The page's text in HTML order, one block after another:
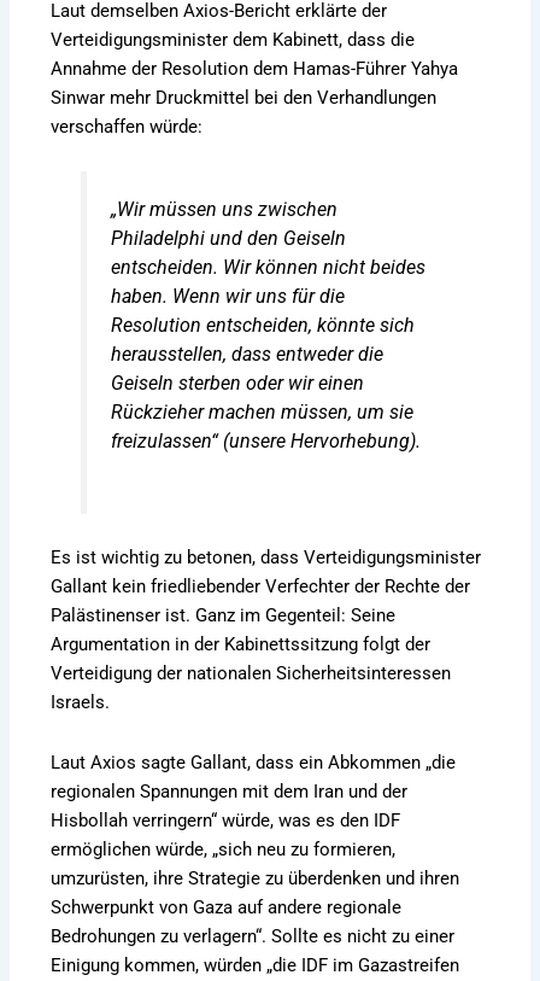
Laut demselben Axios-Bericht erklärte der
Verteidigungsminister dem Kabinett, dass die
Annahme der Resolution dem Hamas-Führer Yahya
Sinwar mehr Druckmittel bei den Verhandlungen
verschaffen würde:
„Wir müssen uns zwischen
Philadelphi und den Geiseln
entscheiden. Wir können nicht beides
haben. Wenn wir uns für die
Resolution entscheiden, könnte sich
herausstellen, dass entweder die
Geiseln sterben oder wir einen
Rückzieher machen müssen, um sie
freizulassen“ (unsere Hervorhebung).
Es ist wichtig zu betonen, dass Verteidigungsminister
Gallant kein friedliebender Verfechter der Rechte der
Palästinenser ist. Ganz im Gegenteil: Seine
Argumentation in der Kabinettssitzung folgt der
Verteidigung der nationalen Sicherheitsinteressen
Israels.
Laut Axios sagte Gallant, dass ein Abkommen „die
regionalen Spannungen mit dem Iran und der
Hisbollah verringern“ würde, was es den IDF
ermöglichen würde, „sich neu zu formieren,
umzurüsten, ihre Strategie zu überdenken und ihren
Schwerpunkt von Gaza auf andere regionale
Bedrohungen zu verlagern“. Sollte es nicht zu einer
Einigung kommen, würden „die IDF im Gazastreifen